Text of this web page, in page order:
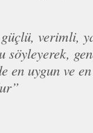
güçlü, verimli,
söyleyerek,
en uygun ve